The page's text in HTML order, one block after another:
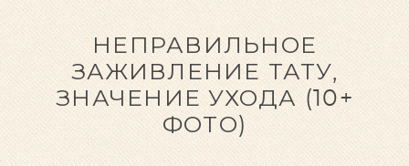
НЕПРАВИЛЬНОЕ
ЗАЖИВЛЕНИЕ ТАТУ,
ЗНАЧЕНИЕ УХОДА (10+
ФОТО)